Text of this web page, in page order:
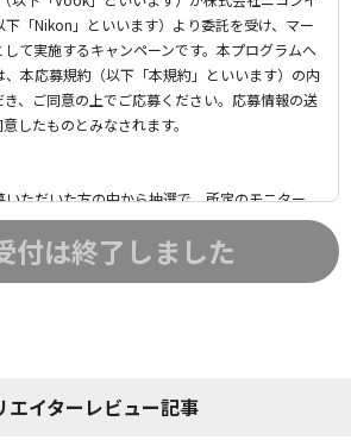
下「Nikon」といいます）より委託を受け、マー
て実施するキャンペーンです。本プログラムへ
本応募規約（以下「本規約」といいます）の内
、ご同意の上でご応募ください。応募情報の送
したものとみなされます。
ただいた方の中から抽選で、所定のモニター
です。モニターに選ばれた応募者（以下「プロ
す）には、所定の応募条件および別途定めるレン
いる方
付は終了しました
エイターレビュー記事